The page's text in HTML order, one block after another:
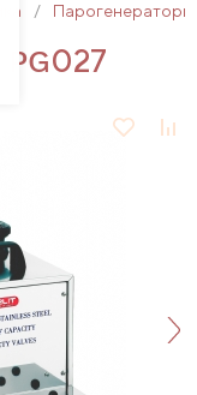
Парогенераторы
PG027